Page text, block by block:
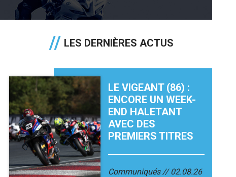
LES DERNIÈRES ACTUS
LE VIGEANT (86) :
ENCORE UN WEEK-
END HALETANT
AVEC DES
PREMIERS TITRES
Communiqués 02.08.26